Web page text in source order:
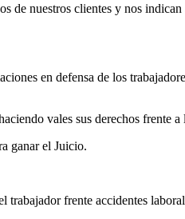
de nuestros clientes y nos
en defensa de los
vales sus derechos frente a
ganar el Juicio.
trabajador frente accidentes